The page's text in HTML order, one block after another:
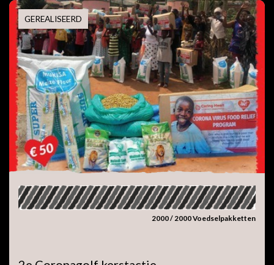
2000 / 2000 Voedselpakketten
GEREALISEERD